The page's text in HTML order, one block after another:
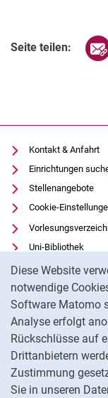
Diese Website
notwendige
Software Matomo
Analyse erfolgt
Rückschlüsse auf
Drittanbietern
Zustimmung
Sie in unseren
Seite teilen:
Kontakt & Anfahrt
Einrichtungen
Stellenangebote
Cookie-
Uni-Bibliothek
Moodle
Panopto
Datenschutz
Barrierefreiheit
Transparenter KI-